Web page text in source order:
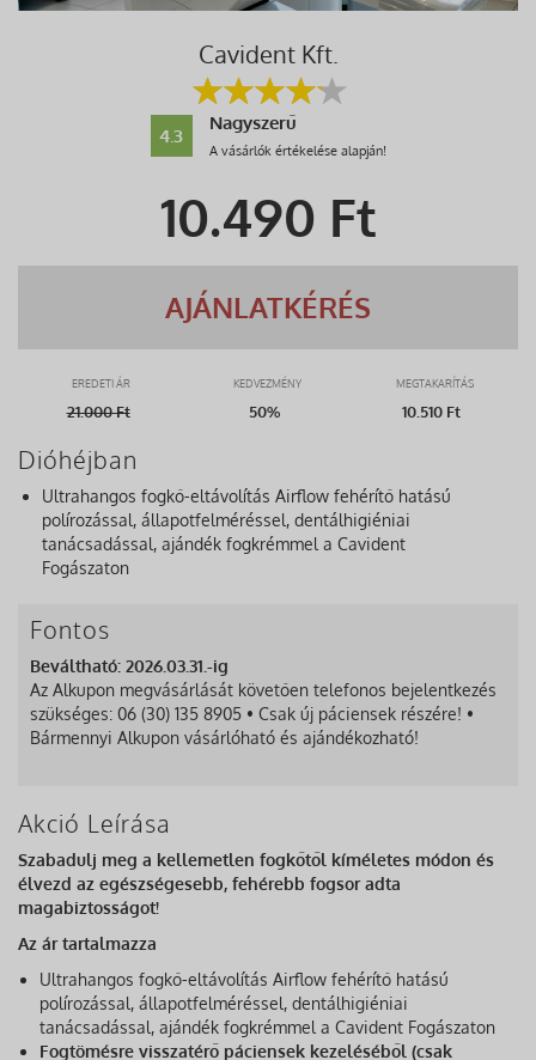
Cavident Kft.
4.3
Nagyszerű
A vásárlók értékelése alapján!
10.490 Ft
AJÁNLATKÉRÉS
EREDETI ÁR KEDVEZMÉNY MEGTAKARÍTÁS
21.000Ft 50% 10.510 Ft
Dióhéjban
Ultrahangos fogkő-eltávolítás Airflow fehérítő hatású
polírozással, állapotfelméréssel, dentálhigiéniai
tanácsadással, ajándék fogkrémmel a Cavident
Fogászaton
Fontos
Beváltható: 2026.03.31.-ig
Az Alkupon megvásárlását követően telefonos bejelentkezés
szükséges: 06 (30) 135 8905 • Csak új páciensek részére! •
Bármennyi Alkupon vásárlóható és ajándékozható!
Akció Leírása
Szabadulj meg a kellemetlen fogkőtől kíméletes módon és
élvezd az egészségesebb, fehérebb fogsor adta
magabiztosságot!
Az ár tartalmazza
Ultrahangos fogkő-eltávolítás Airflow fehérítő hatású
polírozással, állapotfelméréssel, dentálhigiéniai
tanácsadással, ajándék fogkrémmel a Cavident Fogászaton
Fogtömésre visszatérő páciensek kezeléséből (csak